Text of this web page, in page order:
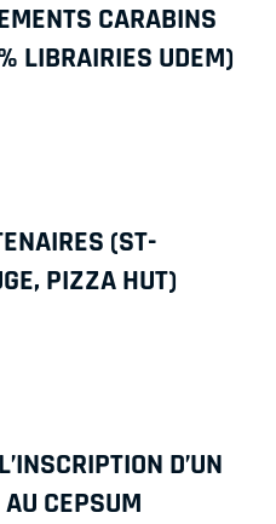
CARABINS
LIBRAIRIES UDEM)
(ST-
PIZZA HUT)
D’UN
CEPSUM